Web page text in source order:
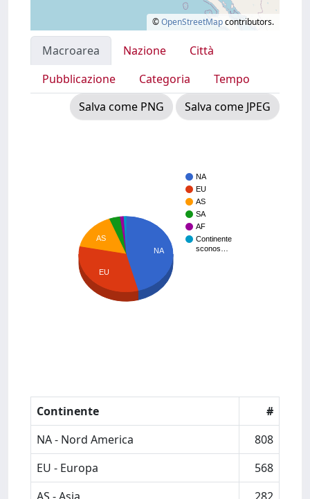
©OpenStreetMapcontributors.
Macroarea Nazione
Città
Pubblicazione
Categoria
Tempo
Salva come PNG
Salva come JPEG
NA
EU
AS
SA
AF
Continente
sconos…
NA
AS
EU
Continente
#
NA - Nord America
808
EU - Europa
568